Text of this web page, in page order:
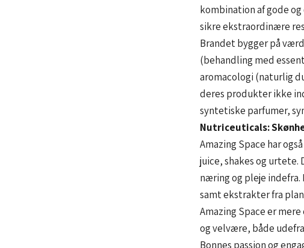
kombination af gode
sikre ekstraordinære
Brandet bygger på
(behandling med
aromacologi (naturlig
deres produkter ikke
syntetiske parfumer,
Nutriceuticals:
Amazing Space har
juice, shakes og
næring og pleje
samt ekstrakter fra
Amazing Space er
og velvære, både
Bonnes passion og